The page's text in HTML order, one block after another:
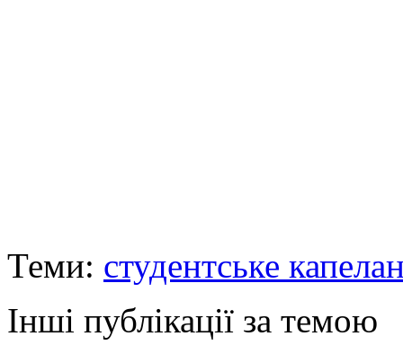
Теми: студентське
Інші публікації за темою